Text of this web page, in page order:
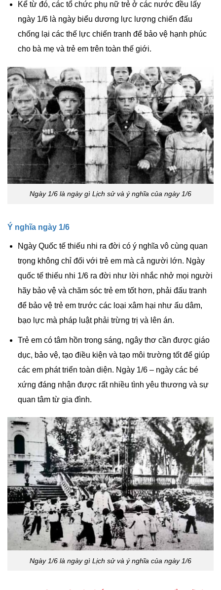
Kể từ đó, các tổ chức phụ nữ trẻ ở các nước đều lấy
ngày 1/6 là ngày biểu dương lực lượng chiến đấu
chống lại các thế lực chiến tranh để bảo vệ hạnh phúc
cho bà mẹ và trẻ em trên toàn thế giới.
Ngày 1/6 là ngày gì Lịch sử và ý nghĩa của ngày 1/6
Ý nghĩa ngày 1/6
Ngày Quốc tế thiếu nhi ra đời có ý nghĩa vô cùng quan
trọng không chỉ đối với trẻ em mà cả người lớn. Ngày
quốc tế thiếu nhi 1/6 ra đời như lời nhắc nhở mọi người
hãy bảo vệ và chăm sóc trẻ em tốt hơn, phải đấu tranh
để bảo vệ trẻ em trước các loại xâm hại như ấu dâm,
bạo lực mà pháp luật phải trừng trị và lên án.
Trẻ em có tâm hồn trong sáng, ngây thơ cần được giáo
dục, bảo vệ, tạo điều kiện và tạo môi trường tốt để giúp
các em phát triển toàn diện. Ngày 1/6 – ngày các bé
xứng đáng nhận được rất nhiều tình yêu thương và sự
quan tâm từ gia đình.
Ngày 1/6 là ngày gì Lịch sử và ý nghĩa của ngày 1/6